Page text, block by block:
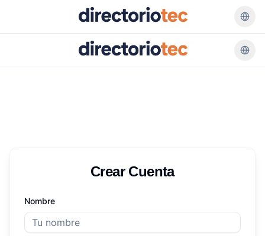
Crear Cuenta
Nombre